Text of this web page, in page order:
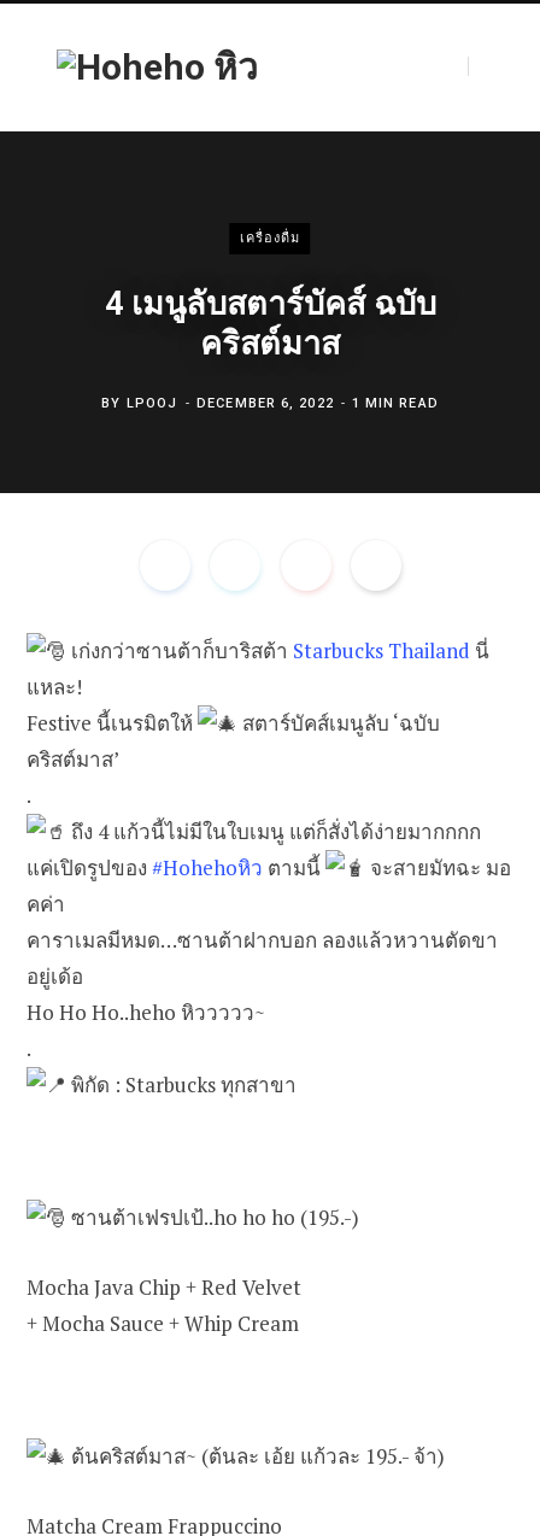
F
b
T
เครื่องดื่ม
4 เมนูลับสตาร์บัคส์ ฉบับ
คริสต์มาส
BY LPOOJ DECEMBER 6, 2022 1 MIN READ
เก่งกว่าซานต้าก็บาริสต้า Starbucks Thailand นี่
แหละ!
Festive นี้เนรมิตให้
สตาร์บัคส์เมนูลับ ‘ฉบับ
คริสต์มาส’
.
ถึง 4 แก้วนี้ไม่มีในใบเมนู แต่ก็สั่งได้ง่ายมากกกก
แค่เปิดรูปของ #Hohehoหิว ตามนี้
จะสายมัทฉะ มอ
คค่า
คาราเมลมีหมด…ซานต้าฝากบอก ลองแล้วหวานตัดขา
อยู่เด้อ
Ho Ho Ho..heho หิววววว~
.
พิกัด : Starbucks ทุกสาขา
ซานต้าเฟรปเป้..ho ho ho (195.-)
Mocha Java Chip + Red Velvet
+ Mocha Sauce + Whip Cream
ต้นคริสต์มาส~ (ต้นละ เอ้ย แก้วละ 195.- จ้า)
Matcha Cream Frappuccino